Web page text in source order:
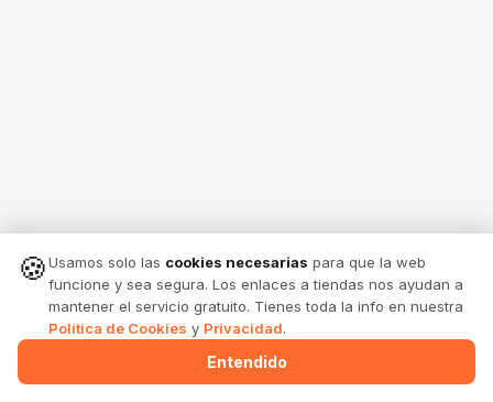
Menu Alertas Comparte Entrar
🍪Usamos solo las cookies necesarias para que la web
funcione y sea segura. Los enlaces a tiendas nos ayudan a
mantener el servicio gratuito. Tienes toda la info en nuestra
Política de Cookies y Privacidad.
Entendido